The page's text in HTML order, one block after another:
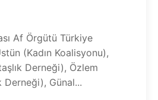
Af Örgütü Türkiye
(Kadın Koalisyonu),
Derneği), Özlem
Derneği), Günal...